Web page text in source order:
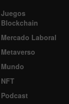
Juegos
Blockchain
Mercado Laboral
Metaverso
Mundo
NFT
Podcast